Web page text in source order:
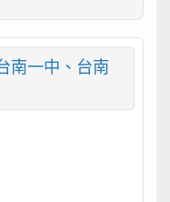
南一中、台南